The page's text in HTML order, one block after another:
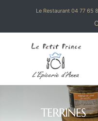
Le Restaurant 04 77 65
TERRINES